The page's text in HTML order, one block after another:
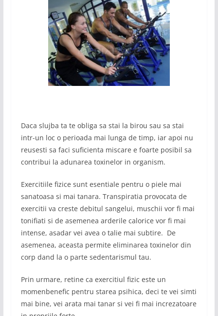
Daca slujba ta te obliga sa stai la birou sau sa stai
intr-un loc o perioada mai lunga de timp, iar apoi nu
reusesti sa faci suficienta miscare e foarte posibil sa
contribui la adunarea toxinelor in organism.
Exercitiile fizice sunt esentiale pentru o piele mai
sanatoasa si mai tanara. Transpiratia provocata de
exercitii va creste debitul sangelui, muschii vor fi mai
tonifiati si de asemenea arderile calorice vor fi mai
intense, asadar vei avea o talie mai subtire. De
asemenea, aceasta permite eliminarea toxinelor din
corp dand la o parte sedentarismul tau.
Prin urmare, retine ca exercitiul fizic este un
momenbenefic pentru starea psihica, deci te vei simti
mai bine, vei arata mai tanar si vei fi mai increzatoare